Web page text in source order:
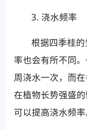
3. 浇水频率
根据四季桂
率也会有所不同
周浇水一次，而
在植物长势强盛的
可以提高浇水频率